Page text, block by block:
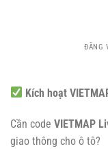
ĐĂNG
Kích hoạt
Cần code VIETMAP
giao thông cho ô tô?